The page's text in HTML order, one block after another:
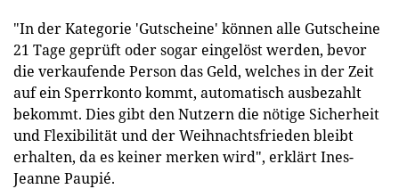
"In der Kategorie 'Gutscheine' können alle Gutscheine
21 Tage geprüft oder sogar eingelöst werden, bevor
die verkaufende Person das Geld, welches in der Zeit
auf ein Sperrkonto kommt, automatisch ausbezahlt
bekommt. Dies gibt den Nutzern die nötige Sicherheit
und Flexibilität und der Weihnachtsfrieden bleibt
erhalten, da es keiner merken wird", erklärt Ines-
Jeanne Paupié.